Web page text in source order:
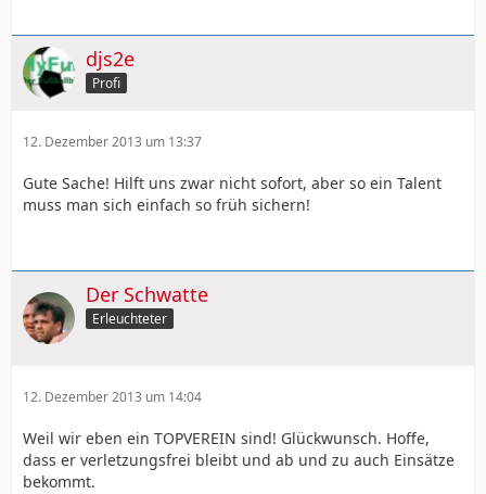
djs2e
Profi
12. Dezember 2013 um 13:37
Gute Sache! Hilft uns zwar nicht sofort, aber so ein Talent
muss man sich einfach so früh sichern!
Der Schwatte
Erleuchteter
12. Dezember 2013 um 14:04
Weil wir eben ein TOPVEREIN sind! Glückwunsch. Hoffe,
dass er verletzungsfrei bleibt und ab und zu auch Einsätze
bekommt.